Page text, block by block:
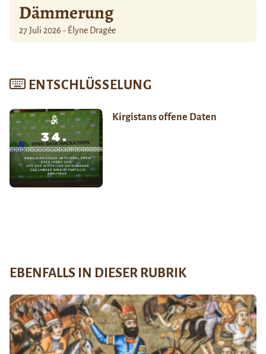
Dämmerung
27 Juli 2026 - Élyne Dragée
ENTSCHLÜSSELUNG
Kirgistans offene Daten
EBENFALLS IN DIESER RUBRIK